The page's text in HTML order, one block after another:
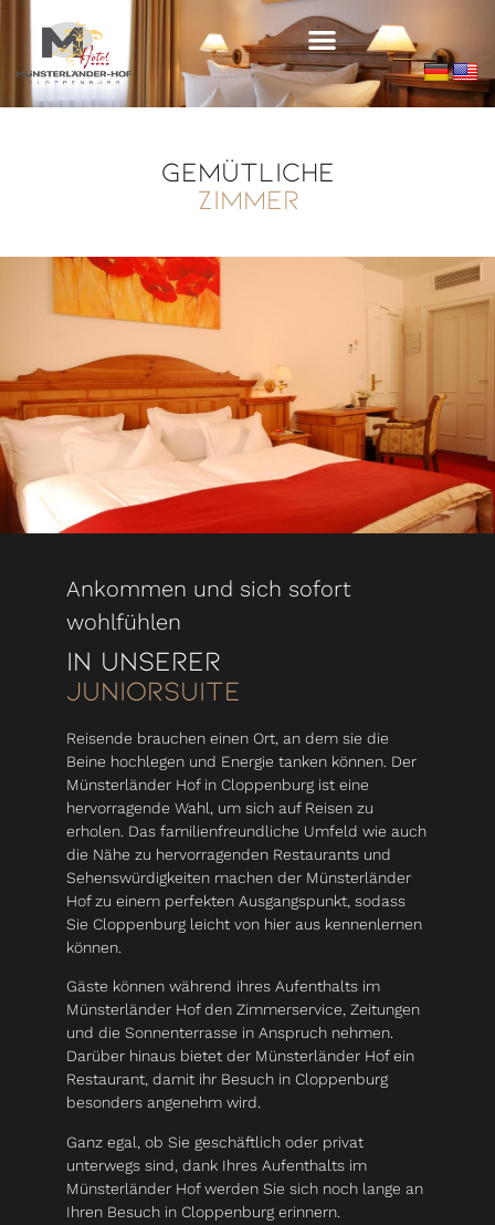
Gemütliche
Zimmer
Ankommen und sich sofort
wohlfühlen
In unserer
Juniorsuite
Reisende brauchen einen Ort, an dem sie die
Beine hochlegen und Energie tanken können. Der
Münsterländer Hof in Cloppenburg ist eine
hervorragende Wahl, um sich auf Reisen zu
erholen. Das familienfreundliche Umfeld wie auch
die Nähe zu hervorragenden Restaurants und
Sehenswürdigkeiten machen der Münsterländer
Hof zu einem perfekten Ausgangspunkt, sodass
Sie Cloppenburg leicht von hier aus kennenlernen
können.
Gäste können während ihres Aufenthalts im
Münsterländer Hof den Zimmerservice, Zeitungen
und die Sonnenterrasse in Anspruch nehmen.
Darüber hinaus bietet der Münsterländer Hof ein
Restaurant, damit ihr Besuch in Cloppenburg
besonders angenehm wird.
Ganz egal, ob Sie geschäftlich oder privat
unterwegs sind, dank Ihres Aufenthalts im
Münsterländer Hof werden Sie sich noch lange an
Ihren Besuch in Cloppenburg erinnern.